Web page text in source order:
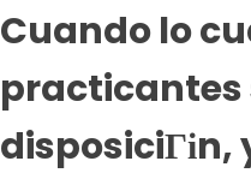
Cuando lo
practicantes
disposiciГіn,